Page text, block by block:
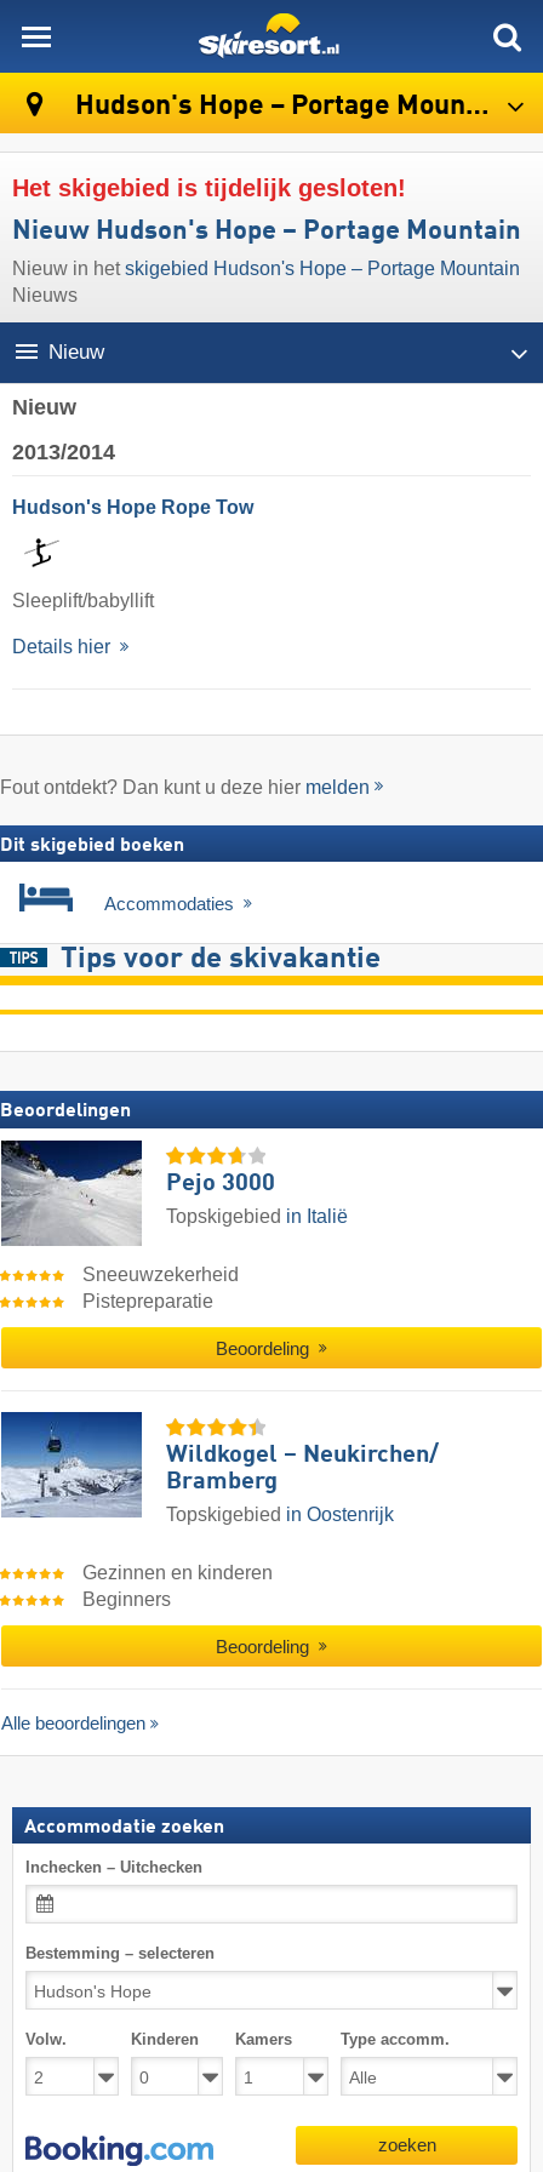
Hudson's Hope – Portage Mountain
Het skigebied is tijdelijk gesloten!
Nieuw Hudson's Hope – Portage Mountain
Nieuw in hetskigebied Hudson's Hope – Portage Mountain
Nieuws
Nieuw
Nieuw
2013/2014
Hudson's Hope Rope Tow
Sleeplift/babyllift
Details hier
Fout ontdekt? Dan kunt u deze hier melden
Dit skigebied boeken
Accommodaties
Tips voor de skivakantie
Beoordelingen
Pejo 3000
Topskigebied in Italië
Sneeuwzekerheid
Pistepreparatie
Beoordeling
Wildkogel – Neukirchen/​
Bramberg
Topskigebied in Oostenrijk
Gezinnen en kinderen
Beginners
Beoordeling
Alle beoordelingen
Accommodatie zoeken
Inchecken – Uitchecken
Bestemming – selecteren
Volw. Kinderen Kamers Type accomm.
zoeken